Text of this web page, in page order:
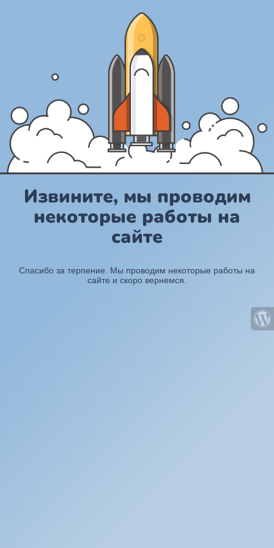
Извините, мы проводим
некоторые работы на
сайте
Спасибо за терпение. Мы проводим некоторые работы на
сайте и скоро вернемся.